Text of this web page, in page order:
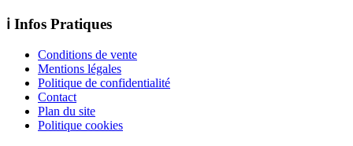
ℹ️ Infos Pratiques
Conditions de vente
Mentions légales
Politique de confidentialité
Contact
Plan du site
Politique cookies